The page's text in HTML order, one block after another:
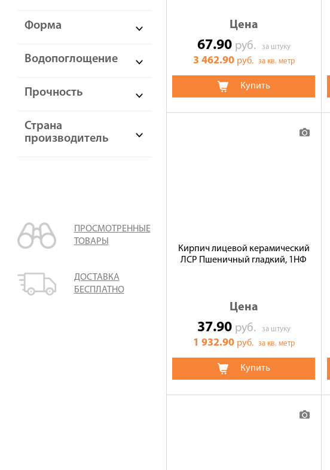
Форма
Водопоглощение
Прочность
Страна
производитель
ПРОСМОТРЕННЫЕ
ТОВАРЫ
ДОСТАВКА
БЕСПЛАТНО
Цена
67.90 руб. за штуку
3 462.90 руб. за кв. метр
Купить
Кирпич лицевой керамический
ЛСР Пшеничный гладкий, 1НФ
Цена
37.90 руб. за штуку
1 932.90 руб. за кв. метр
Купить